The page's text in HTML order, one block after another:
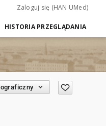
Zaloguj się (HAN UMed)
HISTORIA PRZEGLĄDANIA